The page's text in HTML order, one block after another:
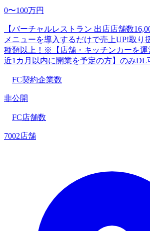
0〜100万円
【バーチャルレストラン 出店店舗数
メニューを導入するだけで売上UP!取り
種類以上！※【店舗・キッチンカーを運
近1カ月以内に開業を予定の方】のみ
FC契約企業数
非公開
FC店舗数
7002店舗